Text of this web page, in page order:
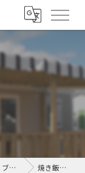
ブログ 焼き飯 品味